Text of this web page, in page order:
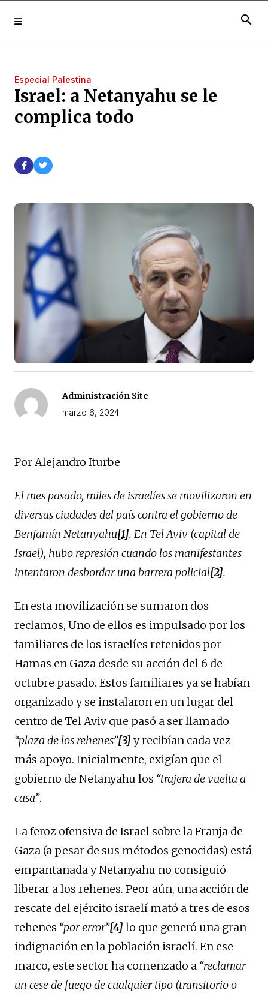
search
Especial Palestina
Israel: a Netanyahu se le
complica todo
Administración Site
marzo 6, 2024
Por Alejandro Iturbe
El mes pasado, miles de israelíes se movilizaron en
diversas ciudades del país contra el gobierno de
Benjamín Netanyahu[1]. En Tel Aviv (capital de
Israel), hubo represión cuando los manifestantes
intentaron desbordar una barrera policial[2].
En esta movilización se sumaron dos
reclamos, Uno de ellos es impulsado por los
familiares de los israelíes retenidos por
Hamas en Gaza desde su acción del 6 de
octubre pasado. Estos familiares ya se habían
organizado y se instalaron en un lugar del
centro de Tel Aviv que pasó a ser llamado
“plaza de los rehenes”[3] y recibían cada vez
más apoyo. Inicialmente, exigían que el
gobierno de Netanyahu los “trajera de vuelta a
casa”.
La feroz ofensiva de Israel sobre la Franja de
Gaza (a pesar de sus métodos genocidas) está
empantanada y Netanyahu no consiguió
liberar a los rehenes. Peor aún, una acción de
rescate del ejército israelí mató a tres de esos
rehenes “por error”[4] lo que generó una gran
indignación en la población israelí. En ese
marco, este sector ha comenzado a “reclamar
un cese de fuego de cualquier tipo (transitorio o